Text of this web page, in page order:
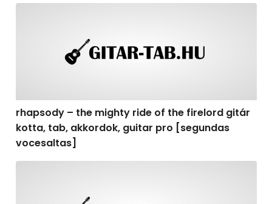
rhapsody – the mighty ride of the firelord gitár
kotta, tab, akkordok, guitar pro [segundas
vocesaltas]